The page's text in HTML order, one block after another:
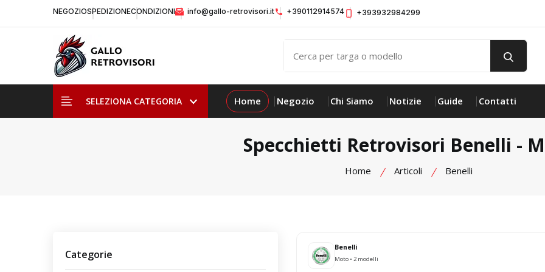
NEGOZIOSPEDIZIONECONDIZIONI info@gallo-retrovisori.it +390112914574 +393932984299
SELEZIONA CATEGORIA Home Negozio Chi Siamo Notizie Guide Contatti
Specchietti Retrovisori Benelli -
Home Articoli Benelli
Categorie
Benelli
Moto • 2 modelli